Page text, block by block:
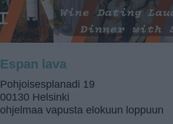
Espan lava
Pohjoisesplanadi 19
00130 Helsinki
ohjelmaa vapusta elokuun loppuun